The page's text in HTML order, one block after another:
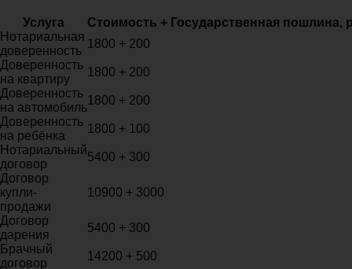
Услуга
Стоимость + Государственная пошлина,
Нотариальная
доверенность
1800 + 200
Доверенность
на квартиру
1800 + 200
Доверенность
на автомобиль
1800 + 200
Доверенность
на ребёнка
1800 + 100
Нотариальный
договор
5400 + 300
Договор
купли-
продажи
10900 + 3000
Договор
дарения
5400 + 300
Брачный
договор
14200 + 500